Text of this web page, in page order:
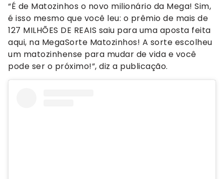
“É de Matozinhos o novo milionário da Mega! Sim,
é isso mesmo que você leu: o prêmio de mais de
127 MILHÕES DE REAIS saiu para uma aposta feita
aqui, na MegaSorte Matozinhos! A sorte escolheu
um matozinhense para mudar de vida e você
pode ser o próximo!”, diz a publicação.